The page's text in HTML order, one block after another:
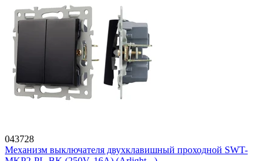
043728
Механизм выключателя двухклавишный проходной SWT-